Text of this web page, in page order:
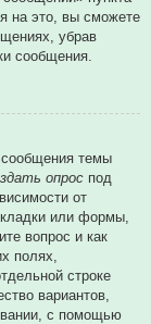
на это, вы сможете
убрав
сообщения.
сообщения темы
опрос под
от
или формы,
вопрос и как
полях,
строке
вариантов,
с помощью